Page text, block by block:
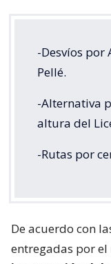
-Desvíos por
Pellé.
-Alternativa
altura del
-Rutas por
De acuerdo con
entregadas por